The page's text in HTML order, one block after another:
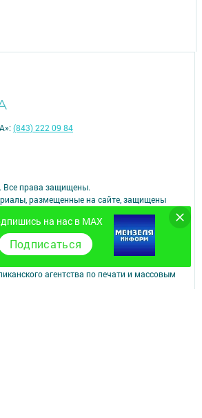
на нас в MAX
Подписаться
Все права защищены.
размещенные на сайте, защищены
и распространение в любом объеме
только с письменного согласия
агентства по печати и массовым
(843) 222 09 84